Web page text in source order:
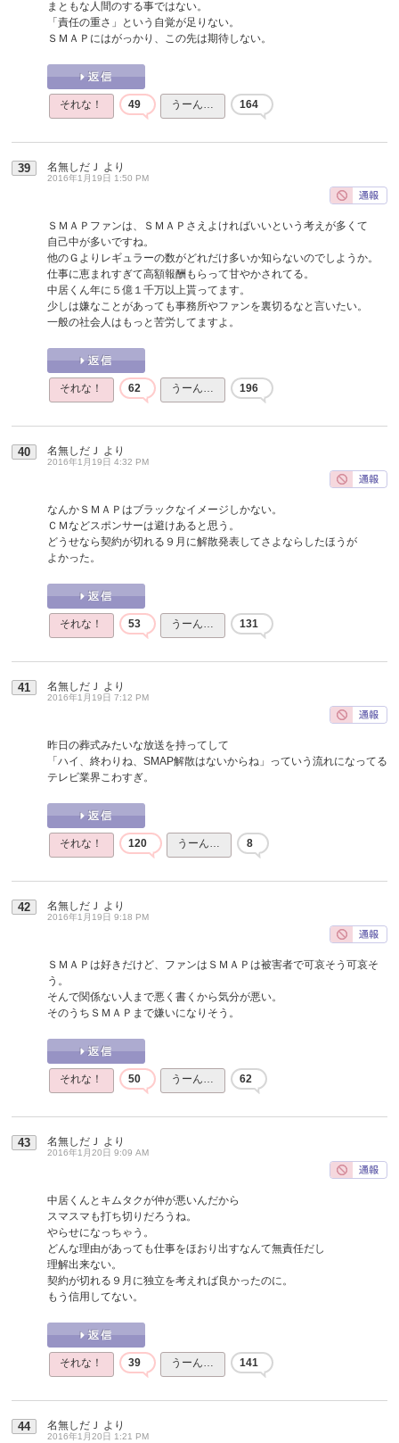
まともな人間のする事ではない。
「責任の重さ」という自覚が足りない。
ＳＭＡＰにはがっかり、この先は期待しない。
それな！ 49 うーん… 164
39 名無しだＪ より
2016年1月19日 1:50 PM
ＳＭＡＰファンは、ＳＭＡＰさえよければいいという考えが多くて
自己中が多いですね。
他のＧよりレギュラーの数がどれだけ多いか知らないのでしようか。
仕事に恵まれすぎて高額報酬もらって甘やかされてる。
中居くん年に５億１千万以上貰ってます。
少しは嫌なことがあっても事務所やファンを裏切るなと言いたい。
一般の社会人はもっと苦労してますよ。
それな！ 62 うーん… 196
40 名無しだＪ より
2016年1月19日 4:32 PM
なんかＳＭＡＰはブラックなイメージしかない。
ＣＭなどスポンサーは避けあると思う。
どうせなら契約が切れる９月に解散発表してさよならしたほうが
よかった。
それな！ 53 うーん… 131
41 名無しだＪ より
2016年1月19日 7:12 PM
昨日の葬式みたいな放送を持ってして
「ハイ、終わりね、SMAP解散はないからね」っていう流れになってる
テレビ業界こわすぎ。
それな！ 120 うーん… 8
42 名無しだＪ より
2016年1月19日 9:18 PM
ＳＭＡＰは好きだけど、ファンはＳＭＡＰは被害者で可哀そう可哀そ
う。
そんで関係ない人まで悪く書くから気分が悪い。
そのうちＳＭＡＰまで嫌いになりそう。
それな！ 50 うーん… 62
43 名無しだＪ より
2016年1月20日 9:09 AM
中居くんとキムタクが仲が悪いんだから
スマスマも打ち切りだろうね。
やらせになっちゃう。
どんな理由があっても仕事をほおり出すなんて無責任だし
理解出来ない。
契約が切れる９月に独立を考えれば良かったのに。
もう信用してない。
それな！ 39 うーん… 141
44 名無しだＪ より
2016年1月20日 1:21 PM